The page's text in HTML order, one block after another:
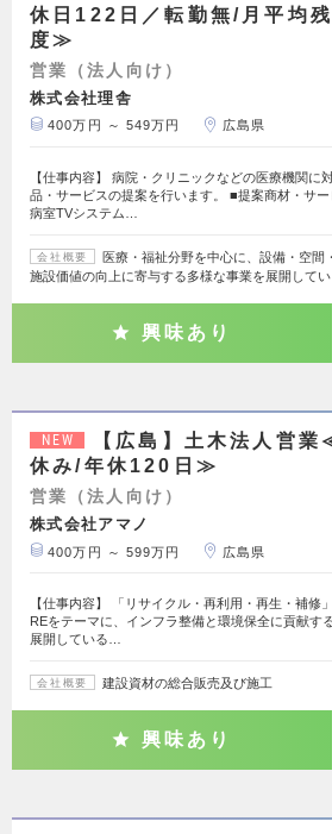
休日122日／転勤無/月平均
度≫
営業（法人向け）
株式会社理舎
400万円 ～ 549万円 広島県
【仕事内容】 病院・クリニックなどの医療機関に
品・サービスの提案を行います。 ■提案商材・サー
病室TVシステム…
会社概要
医療・福祉分野を中心に、設備・空間
施設価値の向上に寄与する多様な事業を展開して
興味あり
NEW
【広島】土木法人営
休み/年休120日≫
営業（法人向け）
株式会社アマノ
400万円 ～ 599万円 広島県
【仕事内容】 「リサイクル・再利用・再生・補修
REをテーマに、インフラ整備と環境保全に貢献す
展開している…
会社概要 建設資材の総合販売及び施工
興味あり